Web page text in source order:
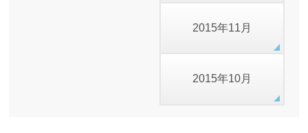
2015年11月
2015年10月